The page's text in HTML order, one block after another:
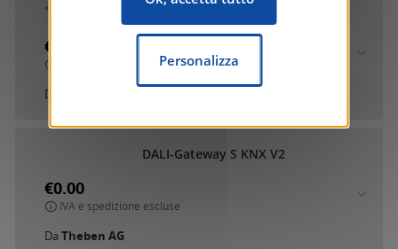
€0.00
IVA e spedizione escluse
Da
DALI-Gateway S KNX V2
€0.00
IVA e spedizione escluse
Da Theben AG
Personalizza